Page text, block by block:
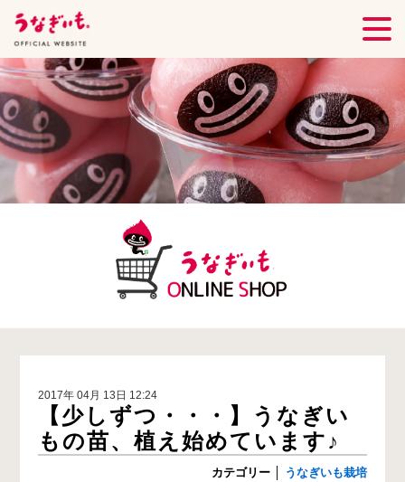
2017年 04月 13日 12:24
【少しずつ・・・】うなぎい
もの苗、植え始めています♪
カテゴリー うなぎいも栽培